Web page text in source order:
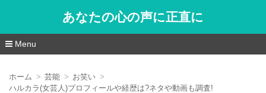
あなたの心の声に正直に
Menu
ホーム 芸能
お笑い
ハルカラ(女芸人)プロフィールや経歴は?ネタや動画も調査!